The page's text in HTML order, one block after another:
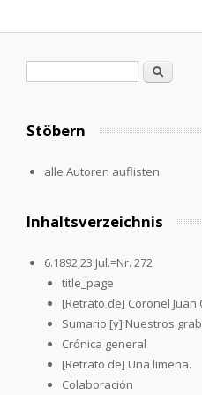
Search
Stöbern
alle Autoren auflisten
Inhaltsverzeichnis
6.1892,23.Jul.=Nr. 272
title_page
[Retrato de] Coronel
Sumario [y] Nuestros
Crónica general
[Retrato de] Una limeña.
Colaboración